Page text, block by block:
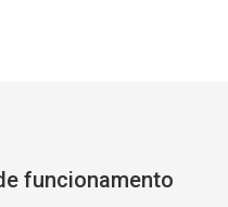
funcionamento